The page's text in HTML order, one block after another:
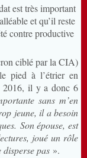
est très important
et qu’il reste
contre productive
ciblé par la CIA)
pied à l’étrier en
2016, il y a donc 6
sans m’en
jeune, il a besoin
Son épouse, est
joué un rôle
disperse pas ».